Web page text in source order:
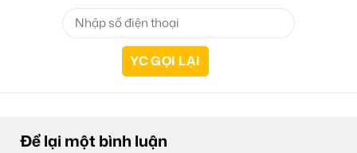
Để lại một bình luận